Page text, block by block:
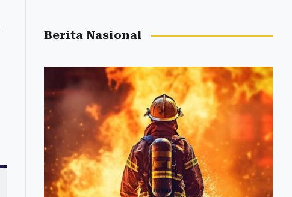
Berita Nasional